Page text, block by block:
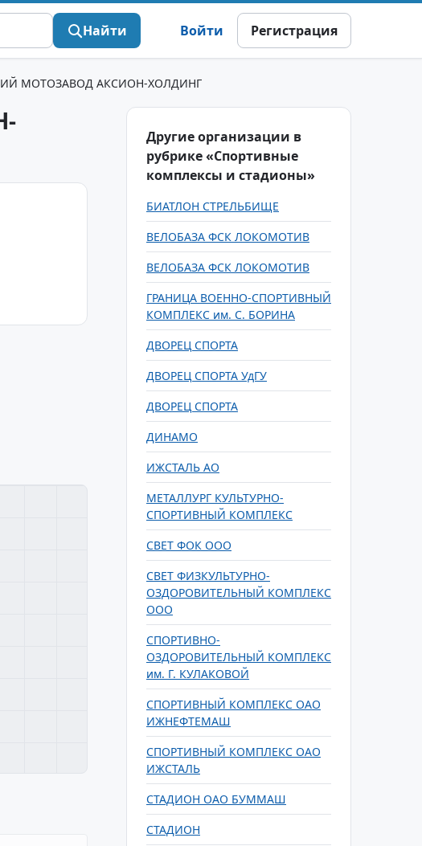
Найти Войти Регистрация
МОТОЗАВОД АКСИОН-ХОЛДИНГ
Другие организации в
рубрике «Спортивные
комплексы и стадионы»
БИАТЛОН СТРЕЛЬБИЩЕ
ВЕЛОБАЗА ФСК ЛОКОМОТИВ
ВЕЛОБАЗА ФСК ЛОКОМОТИВ
ГРАНИЦА ВОЕННО-СПОРТИВНЫЙ
КОМПЛЕКС им. С. БОРИНА
ДВОРЕЦ СПОРТА
ДВОРЕЦ СПОРТА УдГУ
ДВОРЕЦ СПОРТА
ДИНАМО
ИЖСТАЛЬ АО
МЕТАЛЛУРГ КУЛЬТУРНО-
СПОРТИВНЫЙ КОМПЛЕКС
СВЕТ ФОК ООО
СВЕТ ФИЗКУЛЬТУРНО-
ОЗДОРОВИТЕЛЬНЫЙ КОМПЛЕКС
ООО
СПОРТИВНО-
ОЗДОРОВИТЕЛЬНЫЙ КОМПЛЕКС
им. Г. КУЛАКОВОЙ
СПОРТИВНЫЙ КОМПЛЕКС ОАО
ИЖНЕФТЕМАШ
СПОРТИВНЫЙ КОМПЛЕКС ОАО
ИЖСТАЛЬ
СТАДИОН ОАО БУММАШ
СТАДИОН